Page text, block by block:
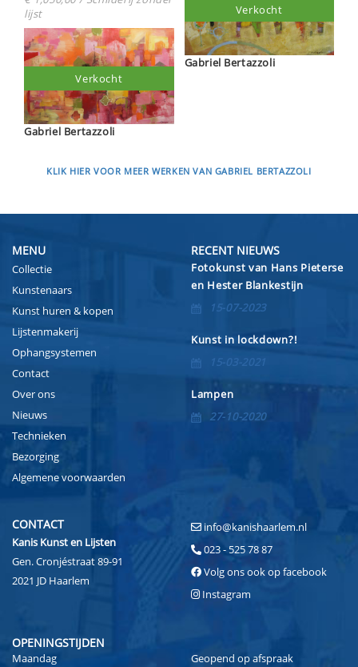
lijst
Gabriel Bertazzoli
Verkocht
Gabriel Bertazzoli
Verkocht
KLIK HIER VOOR MEER WERKEN VAN GABRIEL BERTAZZOLI
MENU
Collectie
Kunstenaars
Kunst huren & kopen
Lijstenmakerij
Ophangsystemen
Contact
Over ons
Nieuws
Technieken
Bezorging
Algemene voorwaarden
RECENT NIEUWS
Fotokunst van Hans Pieterse
en Hester Blankestijn
15-07-2023
Kunst in lockdown?!
15-03-2021
Lampen
27-10-2020
CONTACT
Kanis Kunst en Lijsten
Gen. Cronjéstraat 89-91
2021 JD Haarlem
info@kanishaarlem.nl
023 - 525 78 87
Volg ons ook op facebook
Instagram
OPENINGSTIJDEN
Maandag
Geopend op afspraak